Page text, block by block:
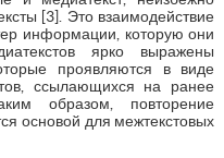
[3]. Это взаимодействие
информации, которую они
ярко выражены
проявляются в виде
ссылающихся на ранее
образом, повторение
основой для межтекстовых